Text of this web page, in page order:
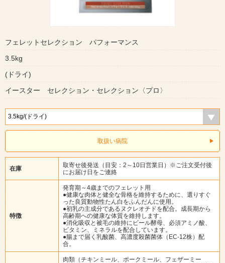
フェレットセレクション パフォーマンス
3.5kg
(ドライ)
イースター セレクション・セレクション〈プロ〉
取扱い病院
在庫
取寄せ後発送（目安：2～10日営業日）※ご注文受付後
にお届け日をご連絡
特徴
発育期～4歳までのフェレット用
●健康な肉体と健全な骨格を維持するために、選りすぐ
った良質動物性たん白をふんだんに使用。
●初乳の主成分であるヌクレオチドを配合。成長期から
高齢期への健康な体質を維持します。
●消化吸収と被毛の維持にビール酵母、必須アミノ酸、
ビタミン、ミネラルを配合しています。
●腸まで届く乳酸菌、高濃度殺菌菌体（EC-12株）配
合。
肉類（チキンミール、ポークミール、フェザーミー